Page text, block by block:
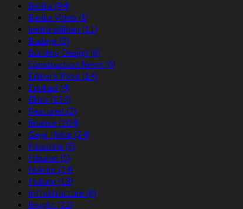
Berita (94)
Berita Video (1)
berita-pilihan (11)
Budaya (2)
Building Design (6)
Construction News (6)
Editor's Picks (14)
Edukasi (4)
Ekbis (150)
Featured (2)
finance (204)
Gaya Hidup (24)
Headline (5)
Hiburan (5)
Hukrim (24)
Hukum (18)
Infrastructure (8)
Insight (22)